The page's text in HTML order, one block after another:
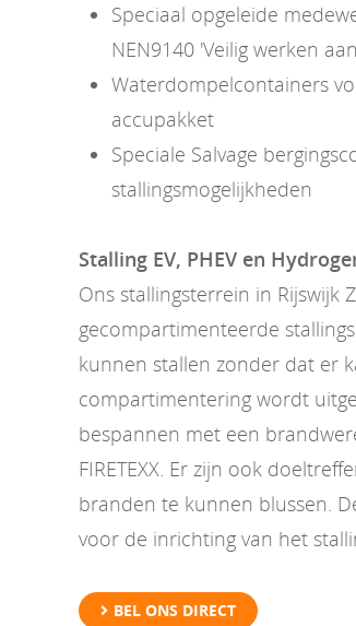
Speciaal opgeleide
NEN9140 'Veilig werken
Waterdompelcontainers
accupakket
Speciale Salvage
stallingsmogelijkheden
Stalling EV, PHEV en
Ons stallingsterrein in Rijswijk
gecompartimenteerde
kunnen stallen zonder dat er
compartimentering wordt
bespannen met een
FIRETEXX. Er zijn ook
branden te kunnen blussen.
voor de inrichting van het
BEL ONS DIRECT